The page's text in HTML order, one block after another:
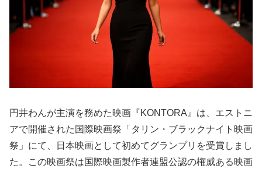
円井わんが主演を務めた映画『KONTORA』は、エストニ
アで開催された国際映画祭「タリン・ブラックナイト映画
祭」にて、日本映画として初めてグランプリを受賞しまし
た。この映画祭は国際映画製作者連盟公認の権威ある映画